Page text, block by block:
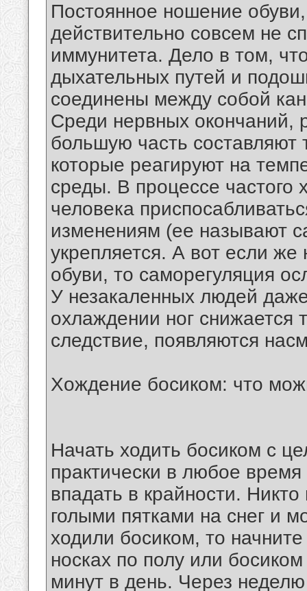
Постоянное ношение
действительно совсем не
иммунитета. Дело в том,
дыхательных путей и
соединены между собой
Среди нервных окончаний,
большую часть
которые реагируют на
среды. В процессе частого
человека
изменениям (ее называют
укрепляется. А вот если
обуви, то саморегуляция
У незакаленных людей
охлаждении ног снижается
следствие, появляются
Хождение босиком: что
Начать ходить босиком с
практически в любое
впадать в крайности.
голыми пятками на снег и
ходили босиком, то
носках по полу или
минут в день. Через